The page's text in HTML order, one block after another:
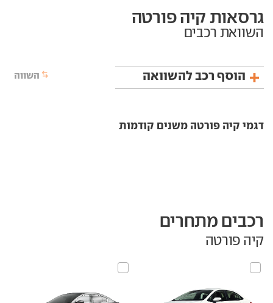
גרסאות קיה פורטה
השוואת רכבים
הוסף רכב להשוואה השווה
דגמי קיה פורטה משנים קודמות
רכבים מתחרים
קיה פורטה